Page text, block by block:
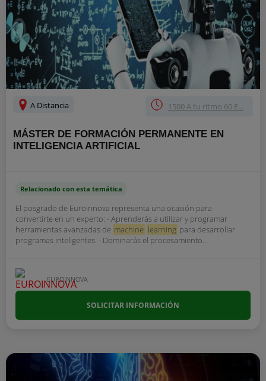
A Distancia 1500 A tu ritmo 60 E...
MÁSTER DE FORMACIÓN PERMANENTE EN
INTELIGENCIA ARTIFICIAL
Relacionado con esta temática
El posgrado de Euroinnova representa una ocasión para
convertirte en un experto: - Aprenderás a utilizar y programar
herramientas avanzadas de machine learning para desarrollar
programas inteligentes. - Dominarás el procesamiento...
EUROINNOVA
SOLICITAR INFORMACIÓN